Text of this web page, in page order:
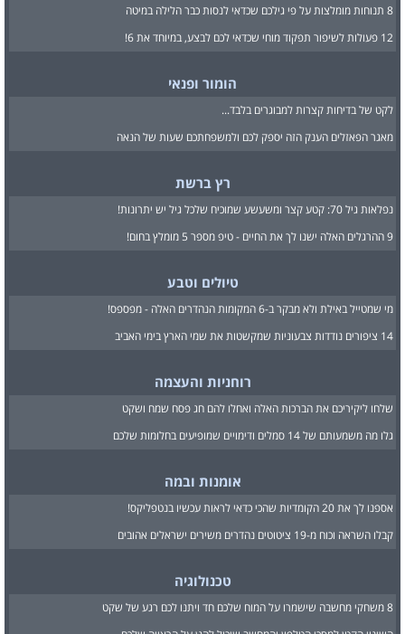
8 תנוחות מומלצות על פי גילכם שכדאי לנסות כבר הלילה במיטה
12 פעולות לשיפור תפקוד מוחי שכדאי לכם לבצע, במיוחד את 6!
הומור ופנאי
לקט של בדיחות קצרות למבוגרים בלבד...
מאגר הפאזלים הענק הזה יספק לכם ולמשפחתכם שעות של הנאה
רץ ברשת
נפלאות גיל 70: קטע קצר ומשעשע שמוכיח שלכל גיל יש יתרונות!
9 ההרגלים האלה ישנו לך את החיים - טיפ מספר 5 מומלץ בחום!
טיולים וטבע
מי שמטייל באילת ולא מבקר ב-6 המקומות הנהדרים האלה - מפספס!
14 ציפורים נודדות צבעוניות שמקשטות את שמי הארץ בימי האביב
רוחניות והעצמה
שלחו ליקיריכם את הברכות האלה ואחלו להם חג פסח שמח ושקט
גלו מה משמעותם של 14 סמלים ודימויים שמופיעים בחלומות שלכם
אומנות ובמה
אספנו לך את 20 הקומדיות שהכי כדאי לראות עכשיו בנטפליקס!
קבלו השראה וכוח מ-19 ציטוטים נהדרים משירים ישראלים אהובים
טכנולוגיה
8 משחקי מחשבה שישמרו על המוח שלכם חד ויתנו לכם רגע של שקט